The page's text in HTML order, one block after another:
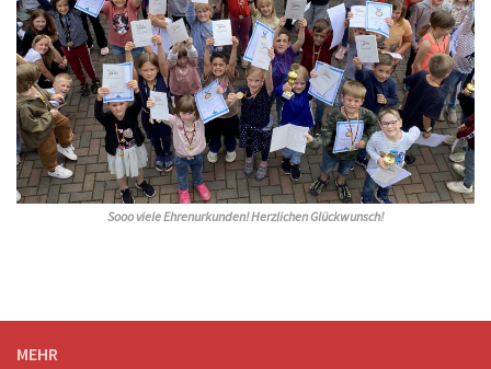
Sooo viele Ehrenurkunden! Herzlichen Glückwunsch!
MEHR